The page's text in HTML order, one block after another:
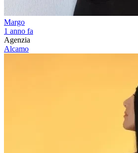
Margo
1 anno fa
Agenzia
Alcamo